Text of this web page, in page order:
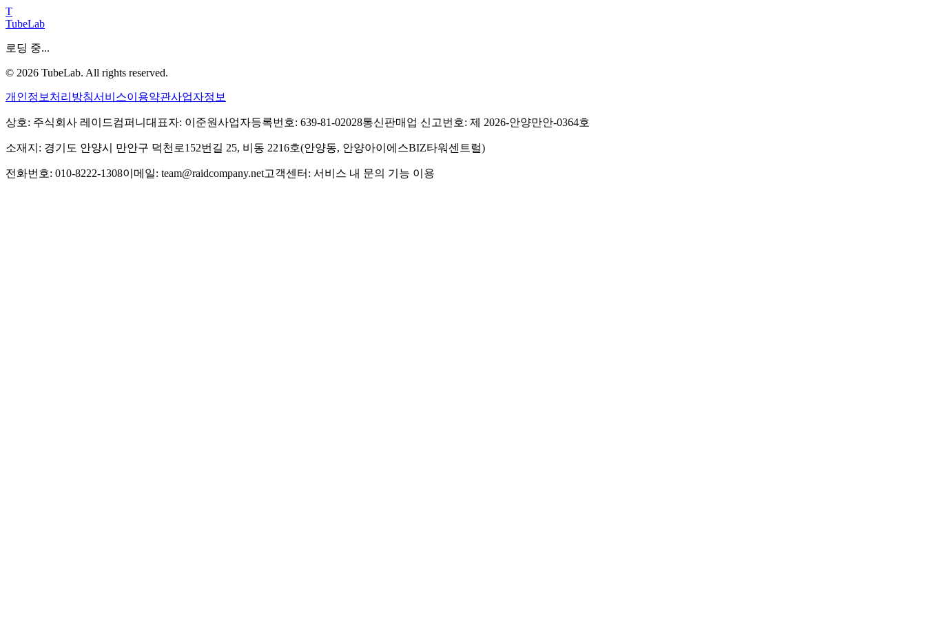
T
TubeLab
로딩 중...
© 2026 TubeLab. All rights reserved.
개인정보처리방침서비스이용약관사업자정보
상호: 주식회사 레이드컴퍼니 대표자: 이준원사업자등록번호: 639-81-02028통신판매업 신고번호: 제 2026-안양만안-0364호
소재지: 경기도 안양시 만안구 덕천로152번길 25, 비동 2216호(안양동, 안양아이에스BIZ타워센트럴)
전화번호: 010-8222-1308이메일: team@raidcompany.net고객센터: 서비스 내 문의 기능 이용